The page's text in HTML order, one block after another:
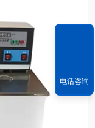
电话咨询